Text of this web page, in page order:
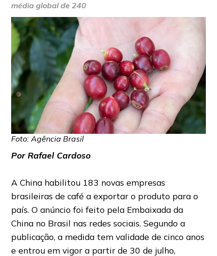
média global de 240
Foto: Agência Brasil
Por Rafael Cardoso
A China habilitou 183 novas empresas
brasileiras de café a exportar o produto para o
país. O anúncio foi feito pela Embaixada da
China no Brasil nas redes sociais. Segundo a
publicação, a medida tem validade de cinco anos
e entrou em vigor a partir de 30 de julho,